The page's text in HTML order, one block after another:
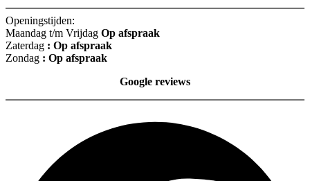
Openingstijden:
Maandag t/m Vrijdag Op afspraak
Zaterdag : Op afspraak
Zondag : Op afspraak
Google reviews